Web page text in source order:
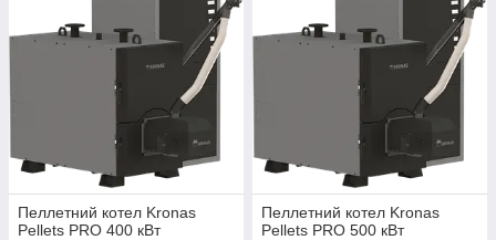
Пеллетний котел Kronas
Pellets PRO 400 кВт
Пеллетний котел Kronas
Pellets PRO 500 кВт